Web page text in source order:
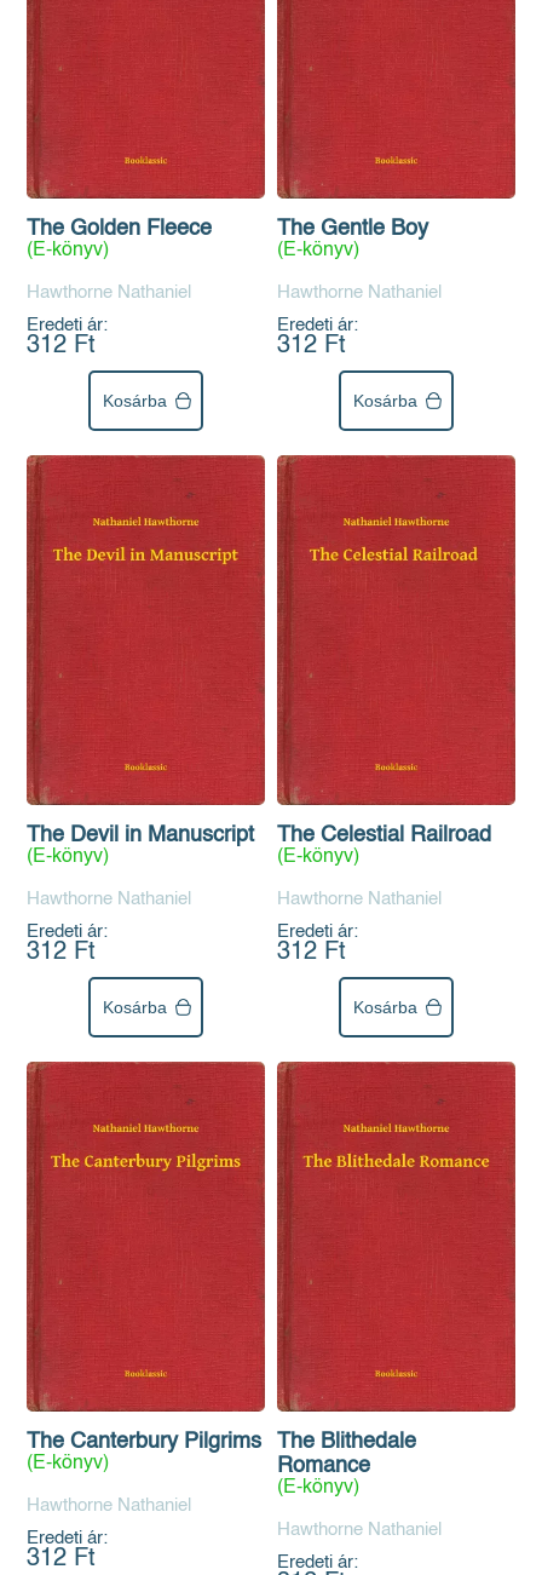
The Golden Fleece
(E-könyv)
Hawthorne Nathaniel
Eredeti ár:
312 Ft
Kosárba
The Gentle Boy
(E-könyv)
Hawthorne Nathaniel
Eredeti ár:
312 Ft
Kosárba
The Devil in Manuscript
(E-könyv)
Hawthorne Nathaniel
Eredeti ár:
312 Ft
Kosárba
The Celestial Railroad
(E-könyv)
Hawthorne Nathaniel
Eredeti ár:
312 Ft
Kosárba
The Canterbury Pilgrims
(E-könyv)
Hawthorne Nathaniel
Eredeti ár:
312 Ft
The Blithedale
Romance
(E-könyv)
Hawthorne Nathaniel
Eredeti ár: